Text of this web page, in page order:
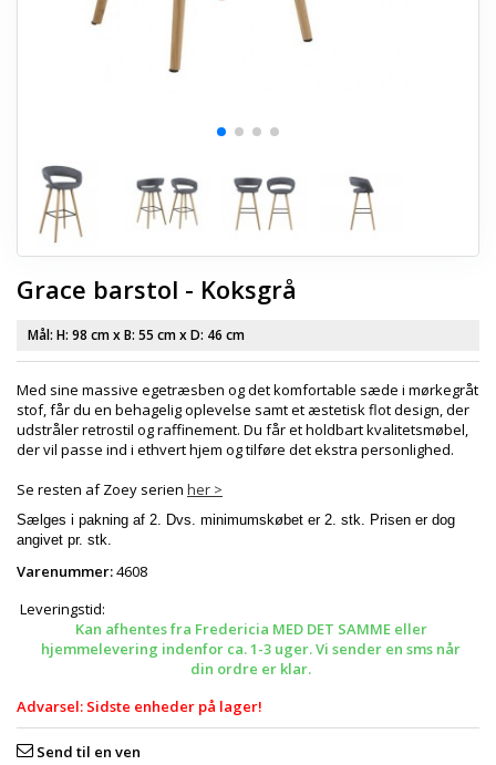
Grace barstol - Koksgrå
Mål: H: 98 cmx B: 55 cmx D: 46 cm
Med sine massive egetræsben og det komfortable sæde i mørkegråt
stof, får du en behagelig oplevelse samt et æstetisk flot design, der
udstråler retrostil og raffinement. Du får et holdbart kvalitetsmøbel,
der vil passe ind i ethvert hjem og tilføre det ekstra personlighed.
Se resten af Zoey serien her >
Sælges i pakning af 2. Dvs. minimumskøbet er 2. stk. Prisen er dog
angivet pr. stk.
Varenummer:4608
Leveringstid:
Kan afhentes fra Fredericia MED DET SAMME eller
hjemmelevering indenfor ca. 1-3 uger. Vi sender en sms når
din ordre er klar.
Advarsel: Sidste enheder på lager!
Send til en ven